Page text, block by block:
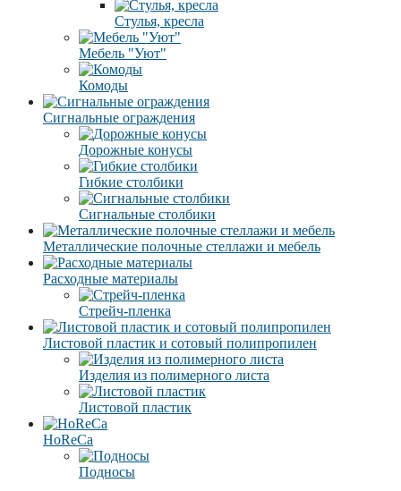
Стулья, кресла
Мебель "Уют"
Комоды
Сигнальные ограждения
Дорожные конусы
Гибкие столбики
Сигнальные столбики
Металлические полочные стеллажи и мебель
Расходные материалы
Стрейч-пленка
Листовой пластик и сотовый полипропилен
Изделия из полимерного листа
Листовой пластик
HoReCa
Подносы